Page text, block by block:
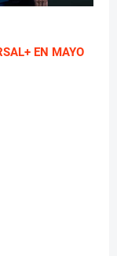
EN MAYO